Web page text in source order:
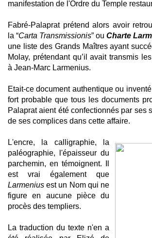
manifestation de l'Ordre du Temple
Fabré-Palaprat prétend alors avoir
la “Carta Transmissionis” ou Charte
une liste des Grands Maîtres ayant
Molay, prétendant qu’il avait transmis
à Jean-Marc Larmenius.
Etait-ce document authentique ou
fort probable que tous les documents
Palaprat aient été confectionnés par ses
de ses complices dans cette affaire.
L'encre, la calligraphie, la
paléographie, l'épaisseur du
parchemin, en témoignent. Il
est vrai également que
Larmenius est un Nom qui ne
figure en aucune pièce du
procès des templiers.
La traduction du texte n'en a